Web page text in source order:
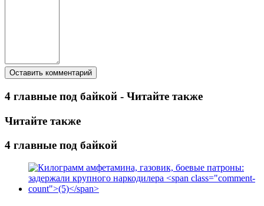
4 главные под байкой - Читайте также
Читайте также
4 главные под байкой